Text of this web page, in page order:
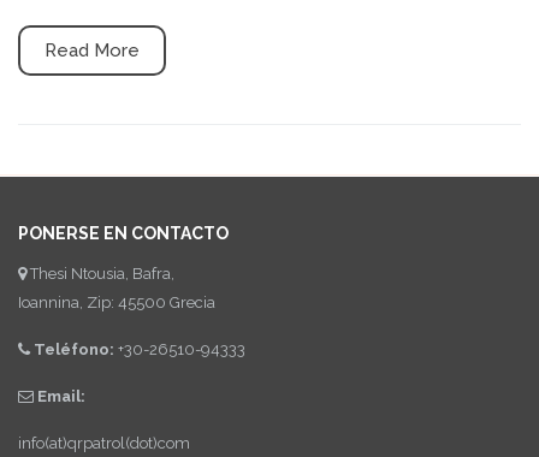
Read More
PONERSE EN CONTACTO
Thesi Ntousia, Bafra,
Ioannina, Zip: 45500 Grecia
Teléfono: +30-26510-94333
Email:
info(at)qrpatrol(dot)com